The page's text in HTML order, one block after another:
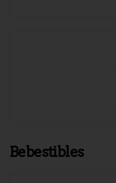
Bebestibles